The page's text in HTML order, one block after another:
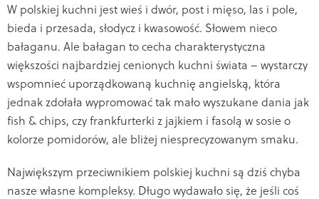
W polskiej kuchni jest wieś i dwór, post i mięso, las i pole,
bieda i przesada, słodycz i kwasowość. Słowem nieco
bałaganu. Ale bałagan to cecha charakterystyczna
większości najbardziej cenionych kuchni świata – wystarczy
wspomnieć uporządkowaną kuchnię angielską, która
jednak zdołała wypromować tak mało wyszukane dania jak
fish & chips, czy frankfurterki z jajkiem i fasolą w sosie o
kolorze pomidorów, ale bliżej niesprecyzowanym smaku.
Największym przeciwnikiem polskiej kuchni są dziś chyba
nasze własne kompleksy. Długo wydawało się, że jeśli coś